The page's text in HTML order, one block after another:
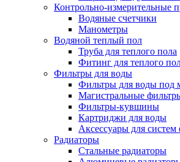
Контрольно-измерительные
Водяные счетчики
Манометры
Водяной теплый пол
Труба для теплого пола
Фитинг для теплого
Фильтры для воды
Фильтры для воды под
Магистральные
Фильтры-кувшины
Картриджи для воды
Аксессуары для систем
Радиаторы
Стальные радиаторы